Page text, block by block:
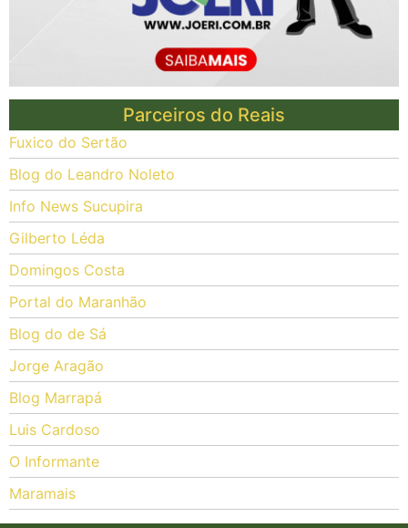
Parceiros do Reais
Fuxico do Sertão
Blog do Leandro Noleto
Info News Sucupira
Gilberto Léda
Domingos Costa
Portal do Maranhão
Blog do de Sá
Jorge Aragão
Blog Marrapá
Luis Cardoso
O Informante
Maramais